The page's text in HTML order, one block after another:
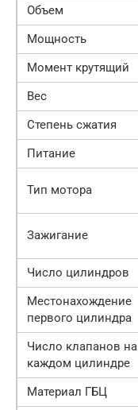
Объем
Мощность
Момент крутящий
Вес
Степень сжатия
Питание
Тип мотора
Зажигание
Число цилиндров
Местонахождение
первого цилиндра
Число клапанов на
каждом цилиндре
Материал ГБЦ